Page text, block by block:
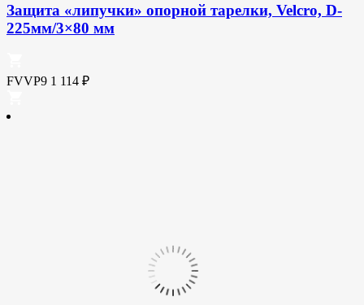
Защита «липучки» опорной тарелки, Velcro, D-
225мм/3×80 мм
FVVP9 1 114 ₽